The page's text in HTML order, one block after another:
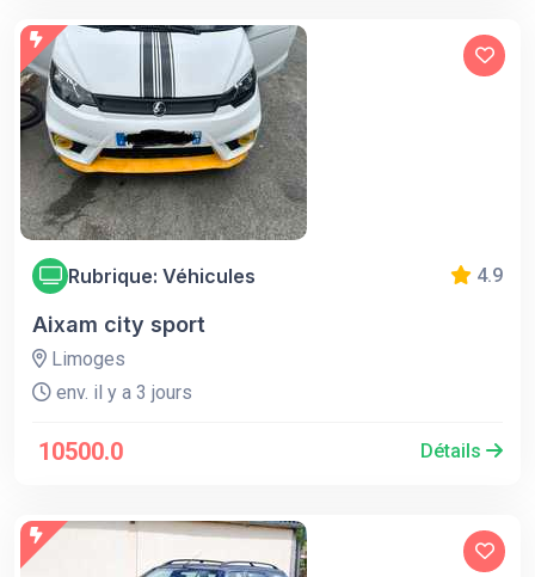
Rubrique: Véhicules 4.9
Aixam city sport
Limoges
env. il y a 3 jours
10500.0 Détails